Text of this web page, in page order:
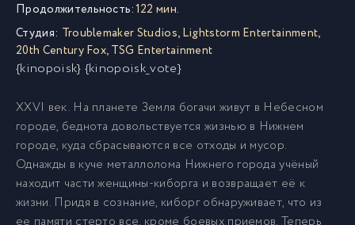
Продолжительность:122 мин.
Студия: Troublemaker Studios,Lightstorm Entertainment,
20th Century Fox,TSG Entertainment
{kinopoisk} {kinopoisk_vote}
XXVI век. На планете Земля богачи живут в Небесном
городе, беднота довольствуется жизнью в Нижнем
городе, куда сбрасываются все отходы и мусор.
Однажды в куче металлолома Нижнего города учёный
находит части женщины-киборга и возвращает её к
жизни. Придя в сознание, киборг обнаруживает, что из